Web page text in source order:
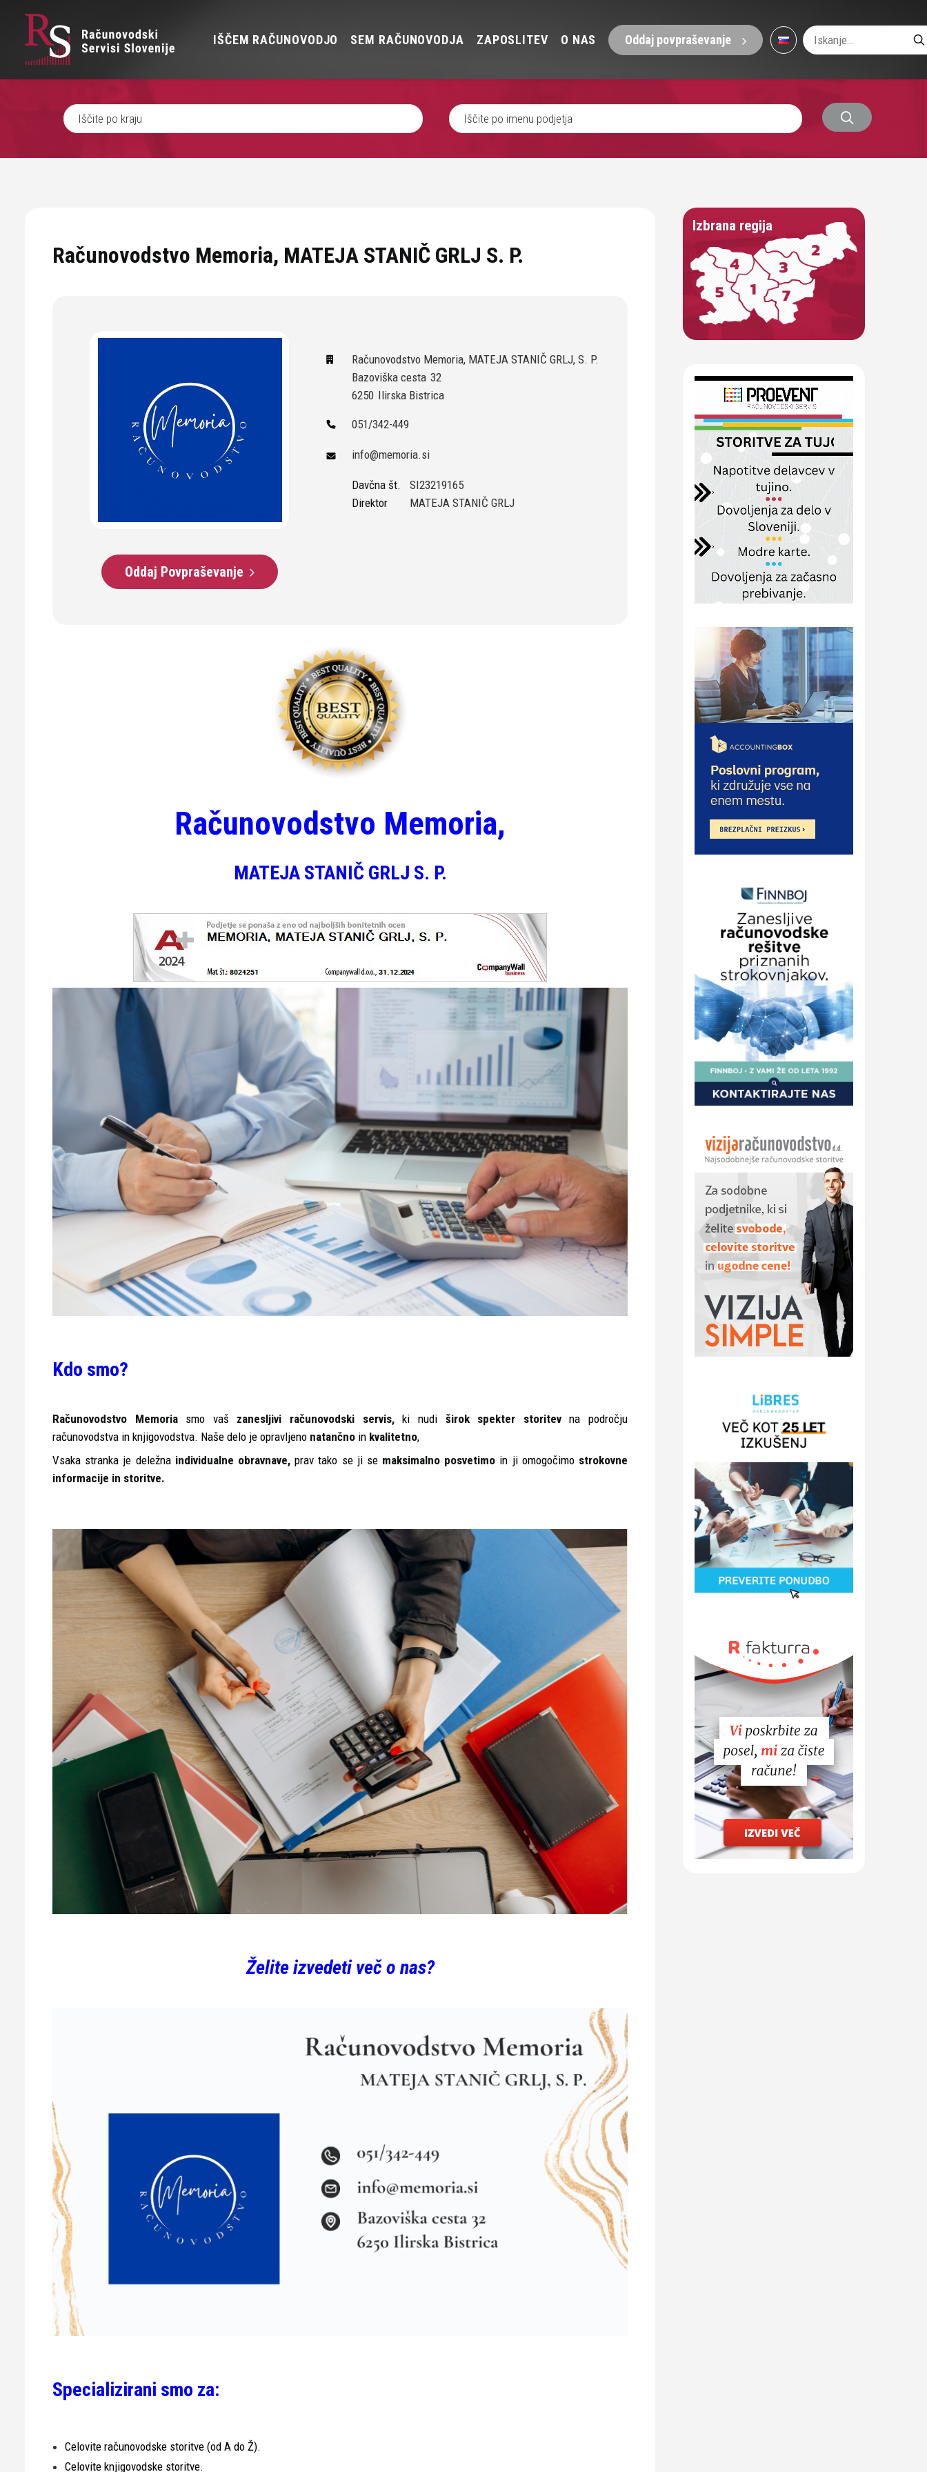
IŠČEM RAČUNOVODJO SEM RAČUNOVODJA ZAPOSLITEV O NAS Oddaj povpraševanje
Računovodstvo Memoria, MATEJA STANIČ GRLJ S. P.
Oddaj Povpraševanje
Računovodstvo Memoria, MATEJA STANIČ GRLJ, S. P.
Bazoviška cesta 32
6250 Ilirska Bistrica
051/342-449
info@memoria.si
Davčna št.
SI23219165
Direktor
MATEJA STANIČ GRLJ
Računovodstvo Memoria,
MATEJA STANIČ GRLJ S. P.
Kdo smo?
Računovodstvo Memoriasmo vaš zanesljivi računovodski servis,ki nudi širok spekter storitevna področju
računovodstva in knjigovodstva. Naše delo je opravljeno natančno in kvalitetno,
Vsaka stranka je deležna individualne obravnave,prav tako se ji semaksimalno posvetimo in ji omogočimostrokovne
informacije in storitve.
Želite izvedeti več o nas?
Specializirani smo za:
Celovite računovodske storitve (od A do Ž).
Celovite knjigovodske storitve.
Izbrana regija